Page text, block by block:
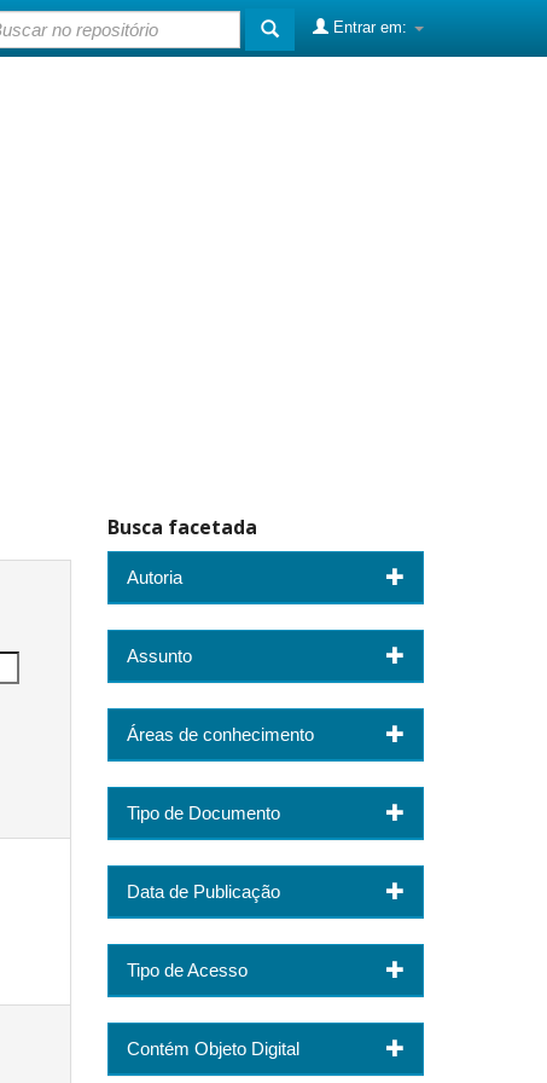
Entrar em:
Busca facetada
Autoria
Assunto
Áreas de conhecimento
Tipo de Documento
Data de Publicação
Tipo de Acesso
Contém Objeto Digital